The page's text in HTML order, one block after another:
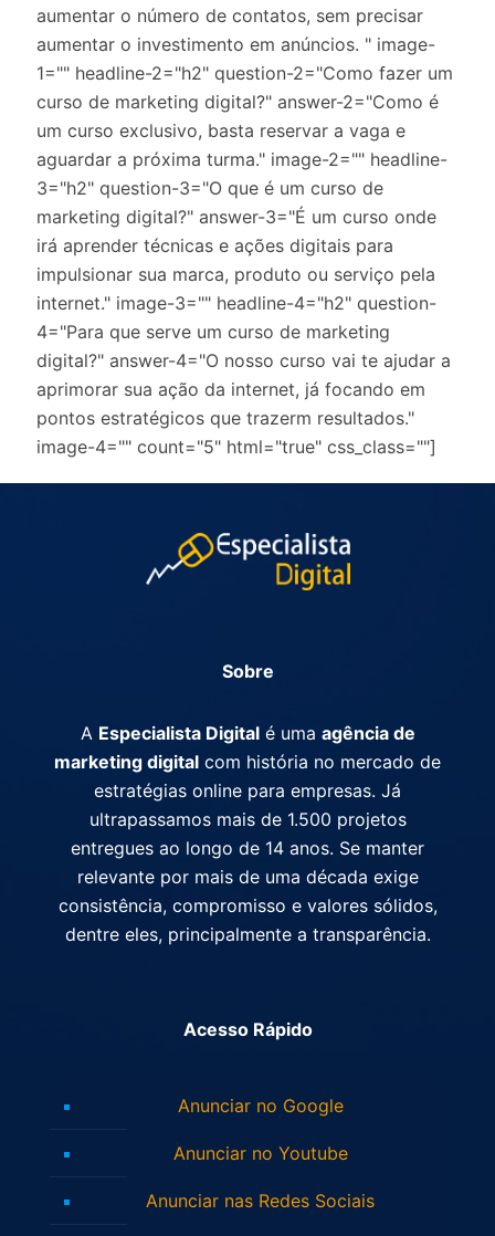
aumentar o número de contatos, sem precisar
aumentar o investimento em anúncios. " image-
1="" headline-2="h2" question-2="Como fazer um
curso de marketing digital?" answer-2="Como é
um curso exclusivo, basta reservar a vaga e
aguardar a próxima turma." image-2="" headline-
3="h2" question-3="O que é um curso de
marketing digital?" answer-3="É um curso onde
irá aprender técnicas e ações digitais para
impulsionar sua marca, produto ou serviço pela
internet." image-3="" headline-4="h2" question-
4="Para que serve um curso de marketing
digital?" answer-4="O nosso curso vai te ajudar a
aprimorar sua ação da internet, já focando em
pontos estratégicos que trazerm resultados."
image-4="" count="5" html="true" css_class=""]
Sobre
A Especialista Digitalé uma agência de
marketing digital com história no mercado de
estratégias online para empresas. Já
ultrapassamos mais de 1.500 projetos
entregues ao longo de 14 anos. Se manter
relevante por mais de uma década exige
consistência, compromisso e valores sólidos,
dentre eles, principalmente a transparência.
Acesso Rápido
Anunciar no Google
Anunciar no Youtube
Anunciar nas Redes Sociais